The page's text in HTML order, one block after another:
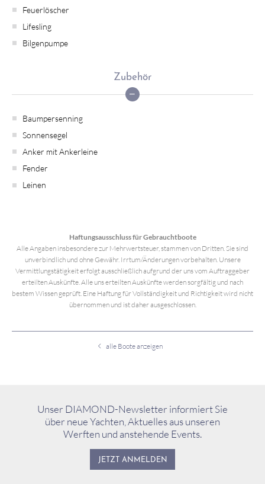
Feuerlöscher
Lifesling
Bilgenpumpe
Zubehör
Baumpersenning
Sonnensegel
Anker mit Ankerleine
Fender
Leinen
Haftungsausschluss für Gebrauchtboote
Alle Angaben insbesondere zur Mehrwertsteuer, stammen von Dritten. Sie sind
unverbindlich und ohne Gewähr. Irrtum/Änderungen vorbehalten. Unsere
Vermittlungstätigkeit erfolgt ausschließlich aufgrund der uns vom Auftraggeber
erteilten Auskünfte. Alle uns erteilten Auskünfte werden sorgfältig und nach
bestem Wissen geprüft. Eine Haftung für Vollständigkeit und Richtigkeit wird nicht
übernommen und ist daher ausgeschlossen.
alle Boote anzeigen
Unser DIAMOND-Newsletter informiert Sie
über neue Yachten, Aktuelles aus unseren
Werften und anstehende Events.
JETZT ANMELDEN